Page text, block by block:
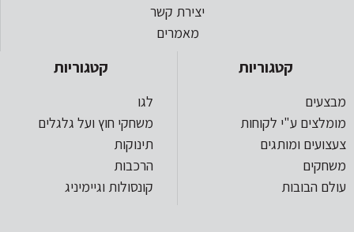
יצירת קשר
מאמרים
קטגוריות
מבצעים
מומלצים ע"י לקוחות
צעצועים ומותגים
משחקים
עולם הבובות
קטגוריות
לגו
משחקי חוץ ועל גלגלים
תינוקות
הרכבות
קונסולות וגיימיניג